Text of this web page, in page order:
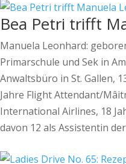
Bea Petri trifft
Manuela Leonhard:
Primarschule und Sek in
Anwaltsbüro in St. Gallen,
Jahre Flight Attendant/
International Airlines, 18
davon 12 als Assistentin